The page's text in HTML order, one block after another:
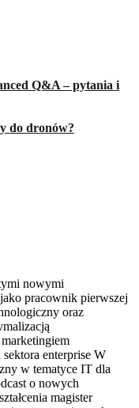
Q&A – pytania i
do dronów?
nowymi
pracownik pierwszej
oraz
enterprise W
w tematyce IT dla
o nowych
magister